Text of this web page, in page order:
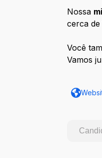
Nossa
cerca
Você
Vamos